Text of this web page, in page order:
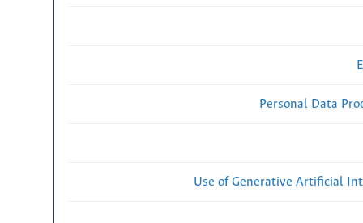
Personal Data
Use of Generative Artificial